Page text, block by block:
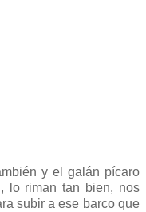
y el galán pícaro
lo riman tan bien, nos
subir a ese barco que